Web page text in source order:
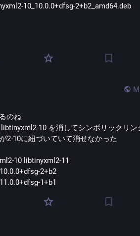
10_10.0.0+dfsg-2+b2_amd64.deb
のね
10 を消してシンボリックリ
2-10に紐づいていて消せなかった
10 libtinyxml2-11
2+b2
1+b1